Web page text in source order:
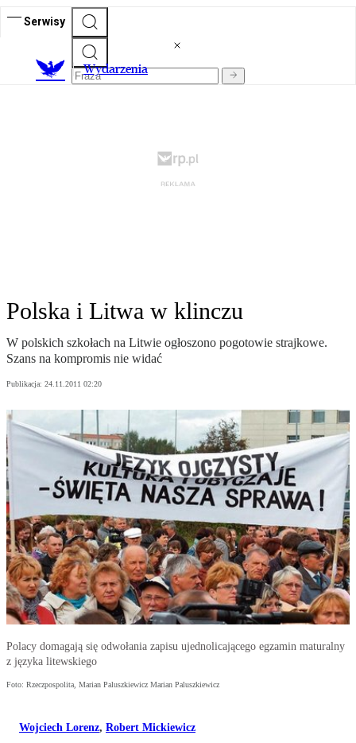
Serwisy
Wydarzenia
Polska i Litwa w klinczu
W polskich szkołach na Litwie ogłoszono pogotowie strajkowe.
Szans na kompromis nie widać
Publikacja: 24.11.2011 02:20
Polacy domagają się odwołania zapisu ujednolicającego egzamin maturalny
z języka litewskiego
Foto: Rzeczpospolita, Marian Paluszkiewicz Marian Paluszkiewicz
Wojciech Lorenz, Robert Mickiewicz